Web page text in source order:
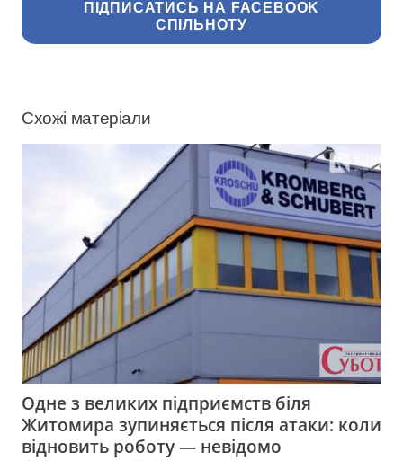
ПІДПИСАТИСЬ НА FACEBOOK
СПІЛЬНОТУ
Схожі матеріали
Одне з великих підприємств біля
Житомира зупиняється після атаки: коли
відновить роботу — невідомо